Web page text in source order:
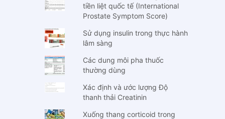
tiền liệt quốc tế (International
Prostate Symptom Score)
Sử dụng insulin trong thực hành
lâm sàng
Các dung môi pha thuốc
thường dùng
Xác định và ước lượng Độ
thanh thải Creatinin
Xuống thang corticoid trong